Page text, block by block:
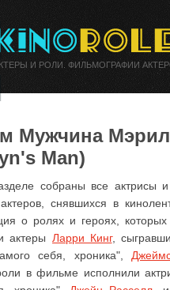
Мужчина
Man)
собраны все
снявшихся в
о ролях и героях,
актеры Ларри Кинг,
себя, хроника",
в фильме исполнили
И РОЛИ. ФИЛЬМОГРАФИИ